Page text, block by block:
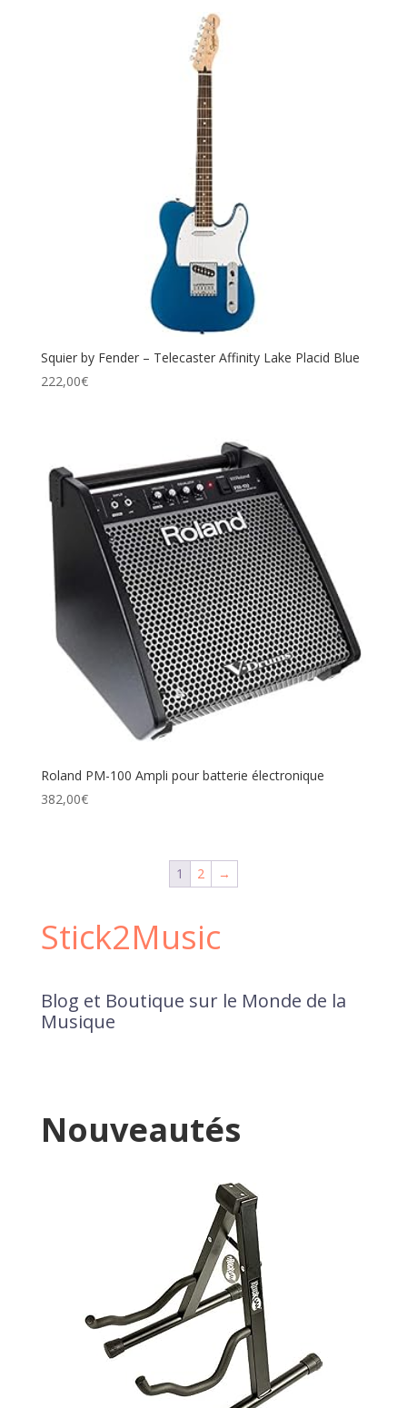
Squier by Fender – Telecaster Affinity Lake Placid Blue
222,00€
Roland PM-100 Ampli pour batterie électronique
382,00€
1 2 →
Stick2Music
Blog et Boutique sur le Monde de la
Musique
Nouveautés